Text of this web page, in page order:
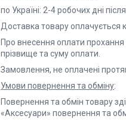
по Україні: 2-4 робочих дні
Доставка товару оплачується
Про внесення оплати
прізвище та суму оплати.
Замовлення, не оплачені
Умови повернення та обміну:
Повернення та обмін товару
«Аксесуари» повернення та